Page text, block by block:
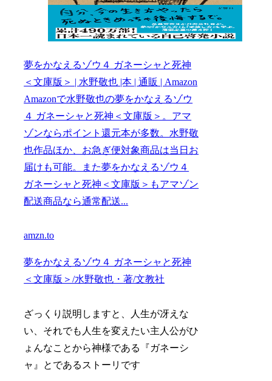
夢をかなえるゾウ４ ガネーシャと死神
＜文庫版＞ | 水野敬也 |本 | 通販 | Amazon
Amazonで水野敬也の夢をかなえるゾウ
４ ガネーシャと死神＜文庫版＞。アマ
ゾンならポイント還元本が多数。水野敬
也作品ほか、お急ぎ便対象商品は当日お
届けも可能。また夢をかなえるゾウ４
ガネーシャと死神＜文庫版＞もアマゾン
配送商品なら通常配送...
amzn.to
夢をかなえるゾウ４ ガネーシャと死神
＜文庫版＞/水野敬也・著/文教社
ざっくり説明しますと、人生が冴えな
い、それでも人生を変えたい主人公がひ
ょんなことから神様である『ガネーシ
ャ』とであるストーリです